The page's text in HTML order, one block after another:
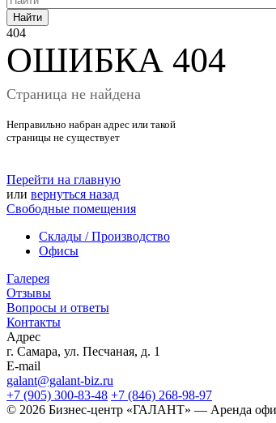
Найти
404
ОШИБКА 404
Страница не найдена
Неправильно набран адрес или такой
страницы не существует
Перейти на главную
или вернуться назад
Свободные помещения
Склады / Производство
Офисы
Галерея
Отзывы
Вопросы и ответы
Контакты
Адрес
г. Самара, ул. Песчаная, д. 1
E-mail
galant@galant-biz.ru
+7 (905) 300-83-48 +7 (846) 268-98-97
© 2026 Бизнес-центр «ГАЛАНТ» — Аренда